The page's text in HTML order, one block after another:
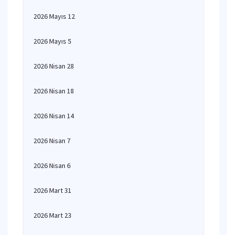
2026 Mayıs 12
2026 Mayıs 5
2026 Nisan 28
2026 Nisan 18
2026 Nisan 14
2026 Nisan 7
2026 Nisan 6
2026 Mart 31
2026 Mart 23